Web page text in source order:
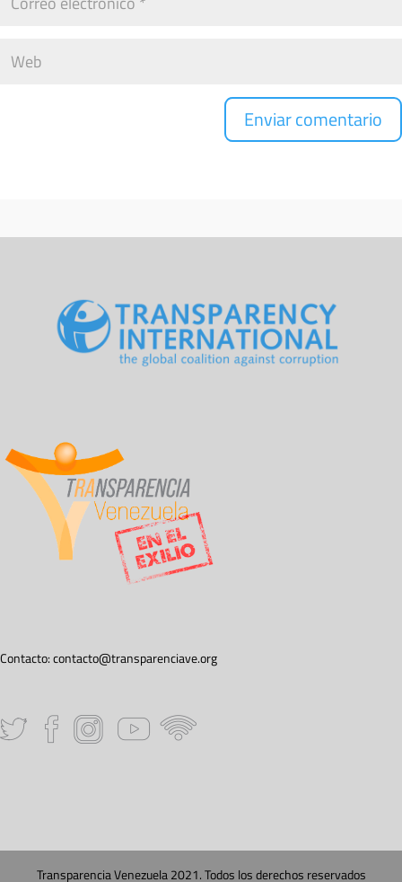
Contacto:contacto@transparenciave.org
Transparencia Venezuela 2021. Todos los derechos reservados